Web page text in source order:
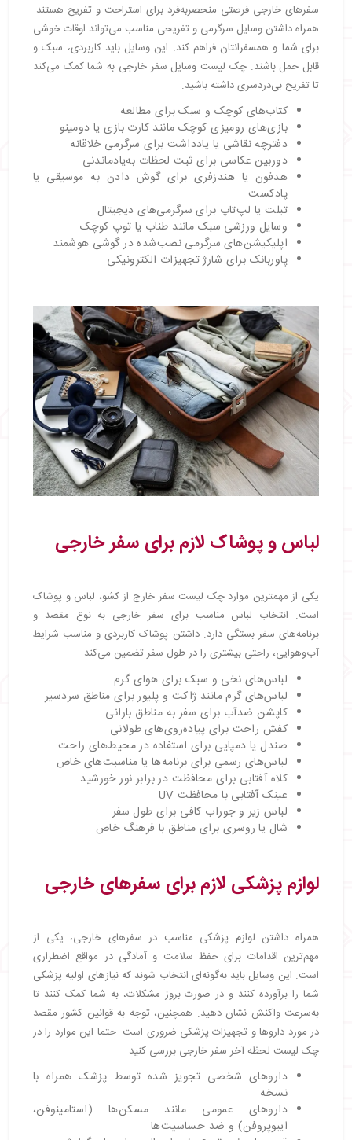
سفرهای خارجی فرصتی منحصربه‌فرد برای استراحت و تفریح هستند.
همراه داشتن وسایل سرگرمی و تفریحی مناسب می‌تواند اوقات خوشی
برای شما و همسفرانتان فراهم کند. این وسایل باید کاربردی، سبک و
قابل حمل باشند. چک لیست وسایل سفر خارجی به شما کمک می‌کند
تا تفریح بی‌دردسری داشته باشید.
کتاب‌های کوچک و سبک برای مطالعه
بازی‌های رومیزی کوچک مانند کارت بازی یا دومینو
دفترچه نقاشی یا یادداشت برای سرگرمی خلاقانه
دوربین عکاسی برای ثبت لحظات به‌یادماندنی
هدفون یا هندزفری برای گوش دادن به موسیقی یا
پادکست
تبلت یا لپ‌تاپ برای سرگرمی‌های دیجیتال
وسایل ورزشی سبک مانند طناب یا توپ کوچک
اپلیکیشن‌های سرگرمی نصب‌شده در گوشی هوشمند
پاوربانک برای شارژ تجهیزات الکترونیکی
لباس و پوشاک لازم برای سفر خارجی
یکی از مهمترین موارد چک لیست سفر خارج از کشو، لباس و پوشاک
است. انتخاب لباس مناسب برای سفر خارجی به نوع مقصد و
برنامه‌های سفر بستگی دارد. داشتن پوشاک کاربردی و مناسب شرایط
آب‌وهوایی، راحتی بیشتری را در طول سفر تضمین می‌کند.
لباس‌های نخی و سبک برای هوای گرم
لباس‌های گرم مانند ژاکت و پلیور برای مناطق سردسیر
کاپشن ضدآب برای سفر به مناطق بارانی
کفش راحت برای پیاده‌روی‌های طولانی
صندل یا دمپایی برای استفاده در محیط‌های راحت
لباس‌های رسمی برای برنامه‌ها یا مناسبت‌های خاص
کلاه آفتابی برای محافظت در برابر نور خورشید
عینک آفتابی با محافظت UV
لباس زیر و جوراب کافی برای طول سفر
شال یا روسری برای مناطق با فرهنگ خاص
لوازم پزشکی لازم برای سفرهای خارجی
همراه داشتن لوازم پزشکی مناسب در سفرهای خارجی، یکی از
مهم‌ترین اقدامات برای حفظ سلامت و آمادگی در مواقع اضطراری
است. این وسایل باید به‌گونه‌ای انتخاب شوند که نیازهای اولیه پزشکی
شما را برآورده کنند و در صورت بروز مشکلات، به شما کمک کنند تا
به‌سرعت واکنش نشان دهید. همچنین، توجه به قوانین کشور مقصد
در مورد داروها و تجهیزات پزشکی ضروری است. حتما این موارد را در
چک لیست لحظه آخر سفر خارجی بررسی کنید.
داروهای شخصی تجویز شده توسط پزشک همراه با
نسخه
داروهای عمومی مانند مسکن‌ها (استامینوفن،
ایبوپروفن) و ضد حساسیت‌ها